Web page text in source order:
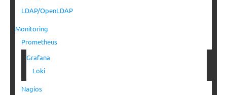
LDAP/OpenLDAP
Monitoring
Prometheus
Grafana
Loki
Nagios